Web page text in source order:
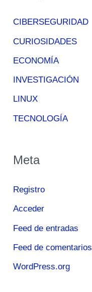
CIBERSEGURIDAD
CURIOSIDADES
ECONOMÍA
INVESTIGACIÓN
LINUX
TECNOLOGÍA
Meta
Registro
Acceder
Feed de entradas
Feed de comentarios
WordPress.org